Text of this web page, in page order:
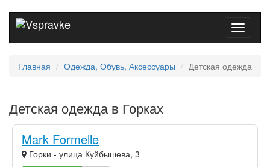
Toggle
Главная Одежда, Обувь, Аксессуары Детская одежда
Детская одежда в Горках
Mark Formelle
Горки - улица Куйбышева, 3